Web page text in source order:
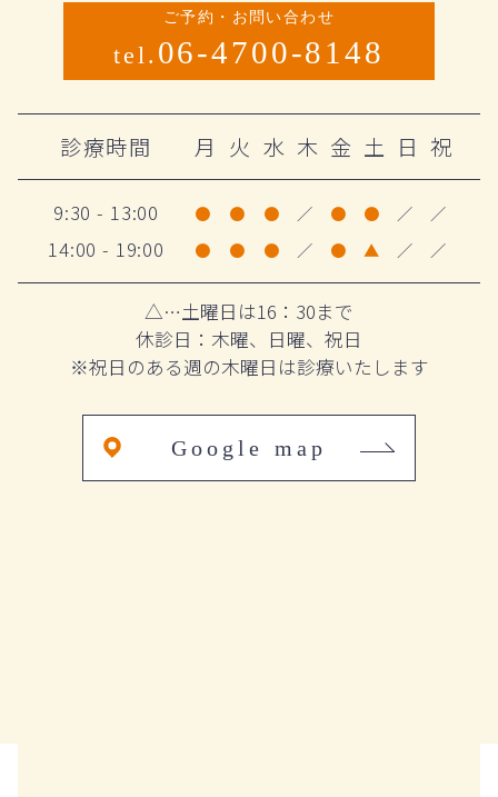
ご予約・お問い合わせ
tel. 06-4700-8148
診療時間 月 火 水 木 金 土 日 祝
9:30 - 13:00 ● ● ● ／ ● ● ／ ／
14:00 - 19:00 ● ● ● ／ ● ▲ ／ ／
△…土曜日は16：30まで
休診日：木曜、日曜、祝日
※祝日のある週の木曜日は診療いたします
Google map